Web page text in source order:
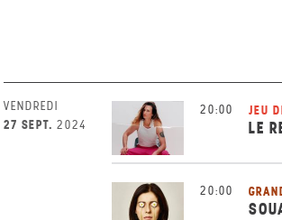
VENDREDI
27 SEPT. 2024
20:00 JEU
LE
20:00